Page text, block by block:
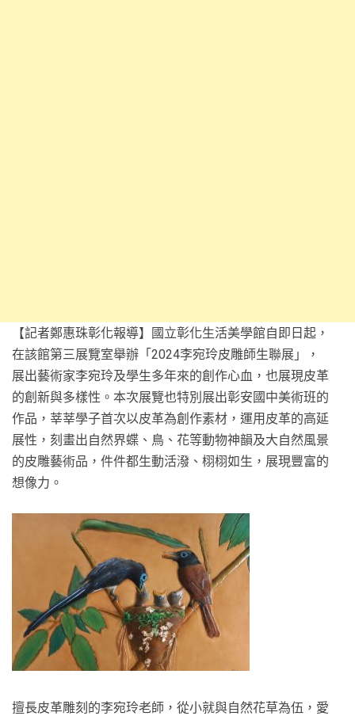
【記者鄭惠珠彰化報導】國立彰化生活美學館自即日起，
在該館第三展覽室舉辦「2024李宛玲皮雕師生聯展」，
展出藝術家李宛玲及學生多年來的創作心血，也展現皮革
的創新與多樣性。本次展覽也特別展出彰安國中美術班的
作品，莘莘學子首次以皮革為創作素材，運用皮革的高延
展性，刻畫出自然界蝶、鳥、花等動物神韻及大自然風景
的皮雕藝術品，件件都生動活潑、栩栩如生，展現豐富的
想像力。
擅長皮革雕刻的李宛玲老師，從小就與自然花草為伍，愛